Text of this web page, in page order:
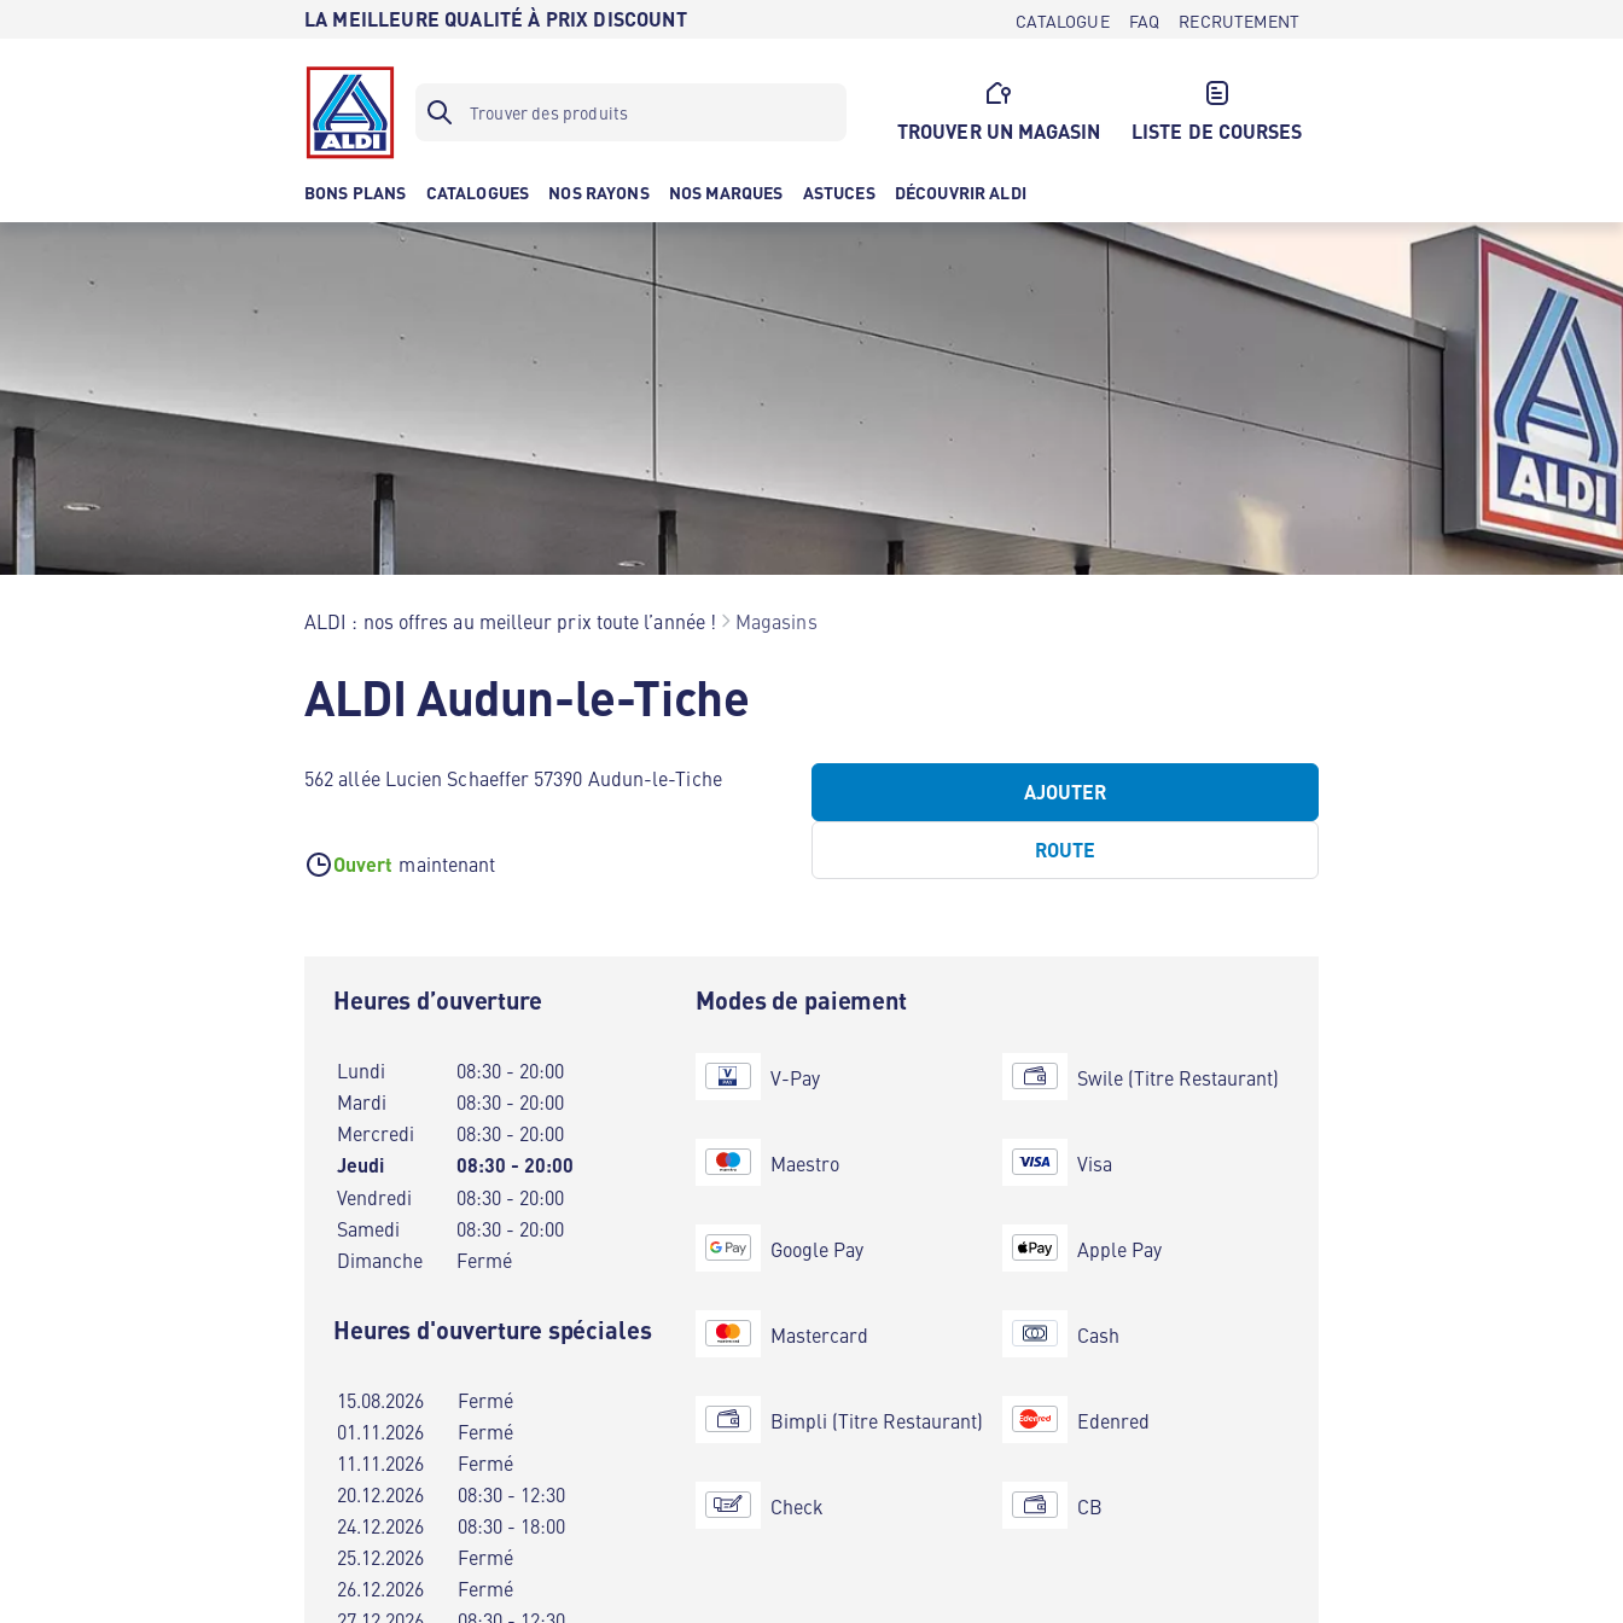
LA MEILLEURE QUALITÉ À PRIX DISCOUNT CATALOGUE FAQ RECRUTEMENT
TROUVER UN MAGASIN LISTE DE COURSES
BONS PLANS CATALOGUES NOS RAYONS NOS MARQUES ASTUCES DÉCOUVRIR ALDI
ALDI : nos offres au meilleur prix toute l’année ! Magasins
ALDI Audun-le-Tiche
562 allée Lucien Schaeffer 57390 Audun-le-Tiche
Ouvert maintenant
AJOUTER
ROUTE
Heures d’ouverture
Lundi
08:30 - 20:00
Mardi
08:30 - 20:00
Mercredi
08:30 - 20:00
Jeudi 08:30 - 20:00
Vendredi
08:30 - 20:00
Samedi
08:30 - 20:00
Dimanche
Fermé
Heures d'ouverture spéciales
15.08.2026
Fermé
01.11.2026
Fermé
11.11.2026
Fermé
20.12.2026
08:30 - 12:30
24.12.2026
08:30 - 18:00
25.12.2026
Fermé
26.12.2026
Fermé
Modes de paiement
V-Pay
Maestro
Google Pay
Mastercard
Bimpli (Titre Restaurant)
Check
Swile (Titre Restaurant)
Visa
Apple Pay
Cash
Edenred
CB